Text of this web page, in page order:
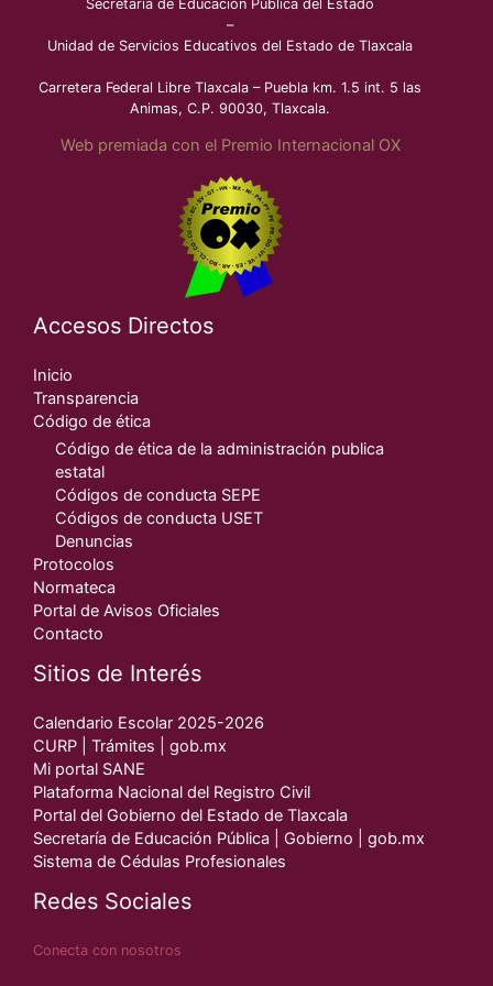
Secretaría de Educación Pública del Estado
–
Unidad de Servicios Educativos del Estado de Tlaxcala
Carretera Federal Libre Tlaxcala – Puebla km. 1.5 int. 5 las
Animas, C.P. 90030, Tlaxcala.
Web premiada con el Premio Internacional OX
Accesos Directos
Inicio
Transparencia
Código de ética
Código de ética de la administración publica
estatal
Códigos de conducta SEPE
Códigos de conducta USET
Denuncias
Protocolos
Normateca
Portal de Avisos Oficiales
Contacto
Sitios de Interés
Calendario Escolar 2025-2026
CURP | Trámites | gob.mx
Mi portal SANE
Plataforma Nacional del Registro Civil
Portal del Gobierno del Estado de Tlaxcala
Secretaría de Educación Pública | Gobierno | gob.mx
Sistema de Cédulas Profesionales
Redes Sociales
Conecta con nosotros